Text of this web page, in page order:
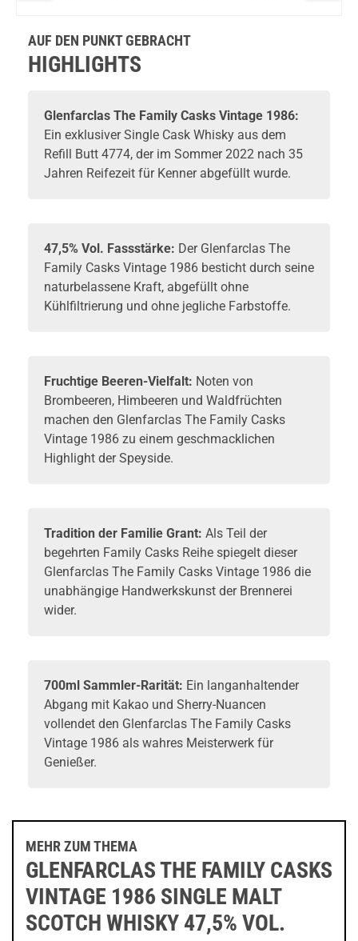
Single Malt
46% Vol.
700ml
Bourbon
AUF DEN PUNKT GEBRACHT
HIGHLIGHTS
Glenfarclas The Family Casks Vintage 1986:
Ein exklusiver Single Cask Whisky aus dem
Refill Butt 4774, der im Sommer 2022 nach 35
Jahren Reifezeit für Kenner abgefüllt wurde.
47,5% Vol. Fassstärke: Der Glenfarclas The
Family Casks Vintage 1986 besticht durch seine
naturbelassene Kraft, abgefüllt ohne
Kühlfiltrierung und ohne jegliche Farbstoffe.
Fruchtige Beeren-Vielfalt: Noten von
Brombeeren, Himbeeren und Waldfrüchten
machen den Glenfarclas The Family Casks
Vintage 1986 zu einem geschmacklichen
Highlight der Speyside.
Tradition der Familie Grant: Als Teil der
begehrten Family Casks Reihe spiegelt dieser
Glenfarclas The Family Casks Vintage 1986 die
unabhängige Handwerkskunst der Brennerei
wider.
700ml Sammler-Rarität: Ein langanhaltender
Abgang mit Kakao und Sherry-Nuancen
vollendet den Glenfarclas The Family Casks
Vintage 1986 als wahres Meisterwerk für
Genießer.
MEHR ZUM THEMA
GLENFARCLAS THE FAMILY CASKS
VINTAGE 1986 SINGLE MALT
SCOTCH WHISKY 47,5% VOL.